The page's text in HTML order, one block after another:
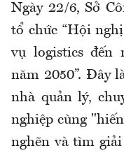
Ngày 22/6, Sở
tổ chức “Hội
vụ logistics đến
năm 2050”. Đây
nhà quản lý,
nghiệp cùng
nghẽn và tìm